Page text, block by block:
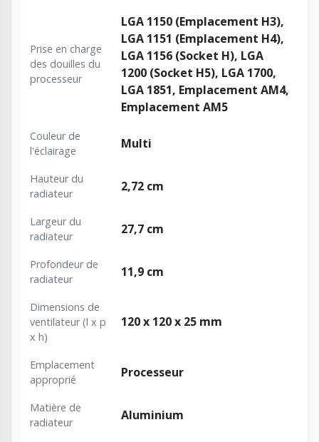
Prise en charge
des douilles du
processeur
LGA 1150 (Emplacement H3),
LGA 1151 (Emplacement H4),
LGA 1156 (Socket H), LGA
1200 (Socket H5), LGA 1700,
LGA 1851, Emplacement AM4,
Emplacement AM5
Couleur de
l'éclairage
Multi
Hauteur du
radiateur
2,72 cm
Largeur du
radiateur
27,7 cm
Profondeur de
radiateur
11,9 cm
Dimensions de
ventilateur (l x p
x h)
120 x 120 x 25 mm
Emplacement
approprié
Processeur
Matière de
radiateur
Aluminium